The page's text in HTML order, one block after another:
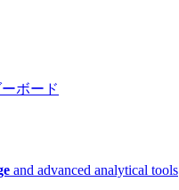
ボード
and advanced analytical tools